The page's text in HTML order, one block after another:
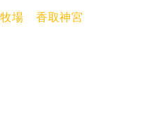
場 香取神宮